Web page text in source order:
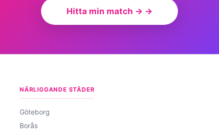
Hitta min match → →
NÄRLIGGANDE STÄDER
Göteborg
Borås